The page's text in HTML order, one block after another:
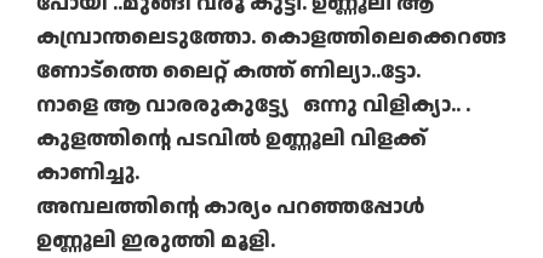
കമ്പ്രാന്തലെടുത്തോ. കൊളത്തിലെക്കെറങ്ങ
ണോട്ത്തെ ലൈറ്റ് കത്ത് ണില്യാ..ട്ടോ.
നാളെ ആ വാരരുകുട്ട്യേ ഒന്നു വിളിക്യാ.. .
കുളത്തിന്റെ പടവിൽ ഉണ്ണൂലി വിളക്ക്
കാണിച്ചു.
അമ്പലത്തിന്റെ കാര്യം പറഞ്ഞപ്പോൾ
ഉണ്ണൂലി ഇരുത്തി മൂളി.